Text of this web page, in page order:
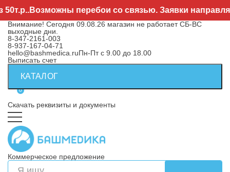
перебои со связью. Заявки направляйте
Внимание! Сегодня 09.08.26 магазин не работает СБ-ВС
выходные дни.
8-347-2161-003
8-937-167-04-71
hello@bashmedica.ruПн-Пт с 9.00 до 18.00
Выписать счет
КАТАЛОГ
0
Скачать реквизиты и документы
Коммерческое предложение